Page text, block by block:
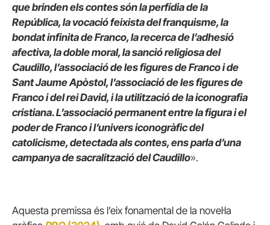
que brinden els contes són la perfídia de la
República, la vocació feixista del franquisme, la
bondat infinita de Franco, la recerca de l’adhesió
afectiva, la doble moral, la sanció religiosa del
Caudillo, l’associació de les figures de Franco i de
Sant Jaume Apòstol, l’associació de les figures de
Franco i del rei David, i la utilització de la iconografia
cristiana. L’associació permanent entre la figura i el
poder de Franco i l’univers iconogràfic del
catolicisme, detectada als contes, ens parla d’una
campanya de sacralització del Caudillo».
Aquesta premissa és l’eix fonamental de la novel·la